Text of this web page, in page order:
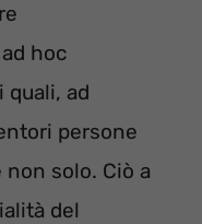
hoc
ad
persone
non solo. Ciò a
del